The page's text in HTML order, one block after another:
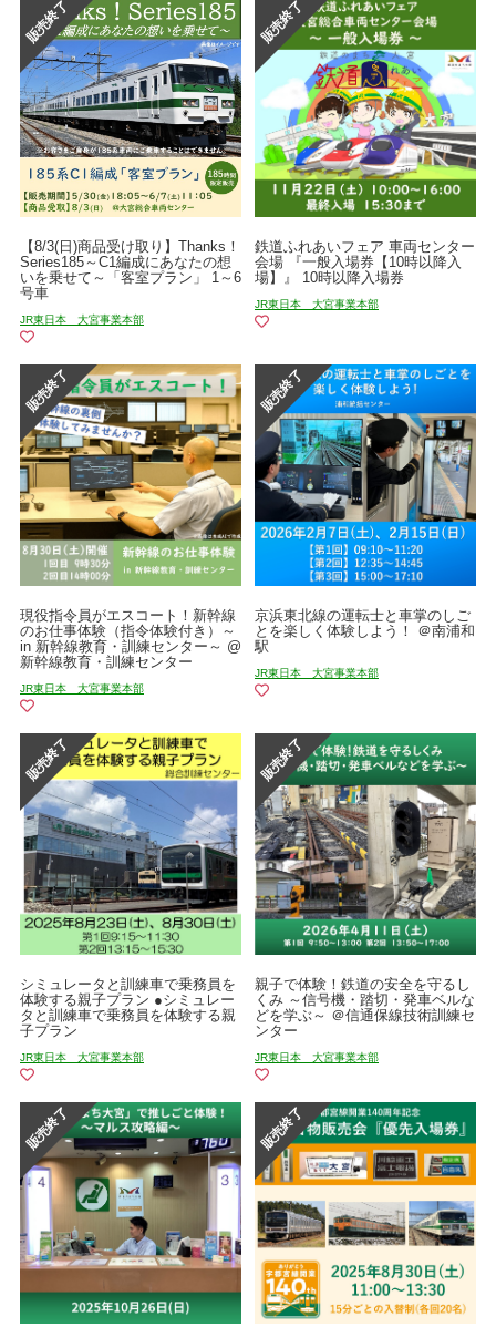
【8/3(日)商品受け取り】Thanks！
Series185～C1編成にあなたの想
いを乗せて～「客室プラン」 1～6
号車
JR東日本 大宮事業本部
鉄道ふれあいフェア 車両センター
会場 『一般入場券【10時以降入
場】』 10時以降入場券
JR東日本 大宮事業本部
現役指令員がエスコート！新幹線
のお仕事体験（指令体験付き）～
in 新幹線教育・訓練センター～ @
新幹線教育・訓練センター
JR東日本 大宮事業本部
京浜東北線の運転士と車掌のしご
とを楽しく体験しよう！ ＠南浦和
駅
JR東日本 大宮事業本部
シミュレータと訓練車で乗務員を
体験する親子プラン ●シミュレー
タと訓練車で乗務員を体験する親
子プラン
JR東日本 大宮事業本部
親子で体験！鉄道の安全を守るし
くみ ～信号機・踏切・発車ベルな
どを学ぶ～ ＠信通保線技術訓練セ
ンター
JR東日本 大宮事業本部